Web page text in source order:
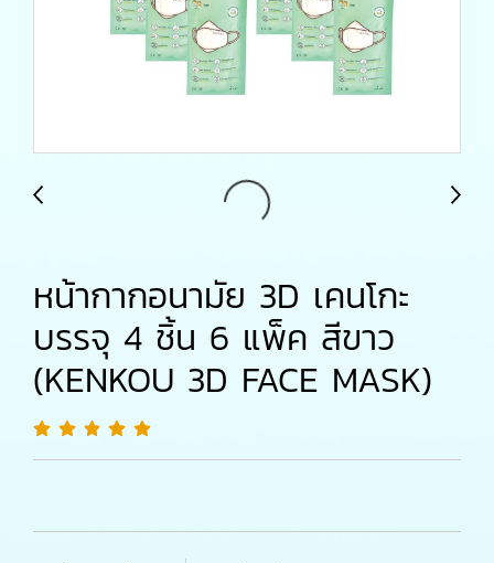
หน้ากากอนามัย 3D เคนโกะ
บรรจุ 4 ชิ้น 6 แพ็ค สีขาว
(KENKOU 3D FACE MASK)